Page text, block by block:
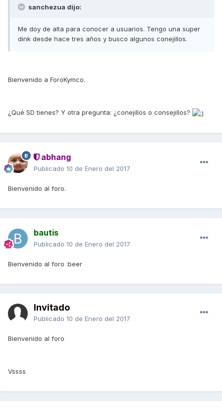
sanchezua dijo:
Me doy de alta para conocer a usuarios. Tengo una super
dink desde hace tres años y busco algunos conejillos.
Bienvenido a ForoKymco.
¿Qué SD tienes? Y otra pregunta: ¿conejillos o consejillos?
abhang
Publicado 10 de Enero del 2017
Bienvenido al foro.
bautis
Publicado 10 de Enero del 2017
Bienvenido al foro :beer
Invitado
Publicado 10 de Enero del 2017
Bienvenido al foro
Vssss